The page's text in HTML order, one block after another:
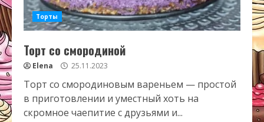
Торты
Торт со смородиной
Elena 25.11.2023
Торт со смородиновым вареньем — простой
в приготовлении и уместный хоть на
скромное чаепитие с друзьями и...